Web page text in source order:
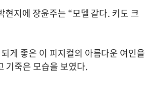
현지에 장윤주는 “모델 같다. 키도 크
게 좋은 이 피지컬의 아름다운 여인을
기죽은 모습을 보였다.